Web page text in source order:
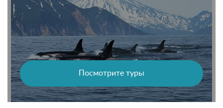
Посмотрите туры